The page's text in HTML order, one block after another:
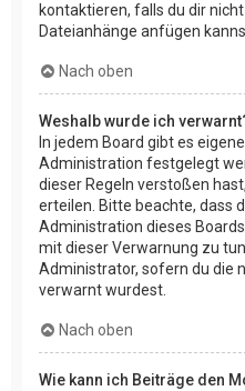
kontaktieren, falls du dir
Dateianhänge anfügen
Nach oben
Weshalb wurde ich
In jedem Board gibt es
Administration festgelegt
dieser Regeln verstoßen
erteilen. Bitte beachte, dass
Administration dieses
mit dieser Verwarnung zu
Administrator, sofern du die
verwarnt wurdest.
Nach oben
Wie kann ich Beiträge den